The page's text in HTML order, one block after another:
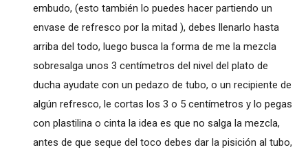
embudo, (esto también lo puedes hacer partiendo un
envase de refresco por la mitad ), debes llenarlo hasta
arriba del todo, luego busca la forma de me la mezcla
sobresalga unos 3 centímetros del nivel del plato de
ducha ayudate con un pedazo de tubo, o un recipiente de
algún refresco, le cortas los 3 o 5 centímetros y lo pegas
con plastilina o cinta la idea es que no salga la mezcla,
antes de que seque del toco debes dar la pisición al tubo,